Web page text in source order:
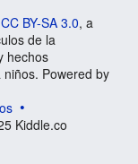
CC BY-SA 3.0, a
de la
hechos
Powered by
Kiddle.co